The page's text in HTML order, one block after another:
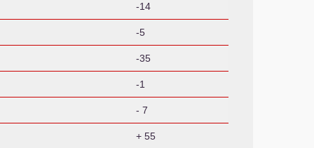
-14
-5
-35
-1
- 7
+ 55